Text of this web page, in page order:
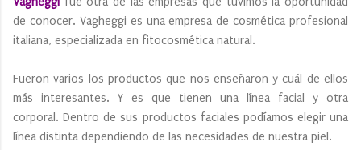
de conocer. Vagheggi es una empresa de cosmética profesional
italiana, especializada en fitocosmética natural.
Fueron varios los productos que nos enseñaron y cuál de ellos
más interesantes. Y es que tienen una línea facial y otra
corporal. Dentro de sus productos faciales podíamos elegir una
línea distinta dependiendo de las necesidades de nuestra piel.